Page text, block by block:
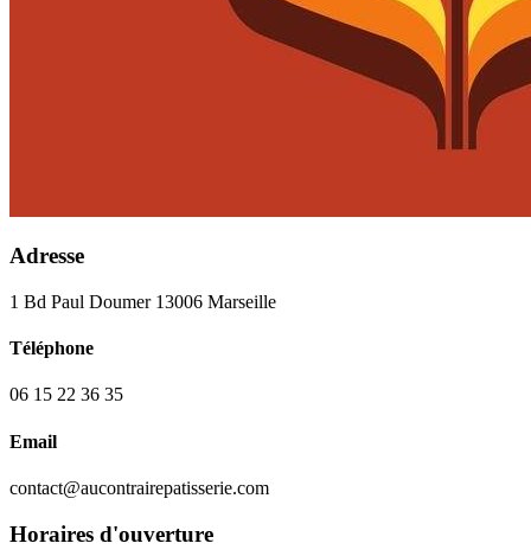
Adresse
1 Bd Paul Doumer 13006 Marseille
Téléphone
06 15 22 36 35
Email
contact@aucontrairepatisserie.com
Horaires d'ouverture